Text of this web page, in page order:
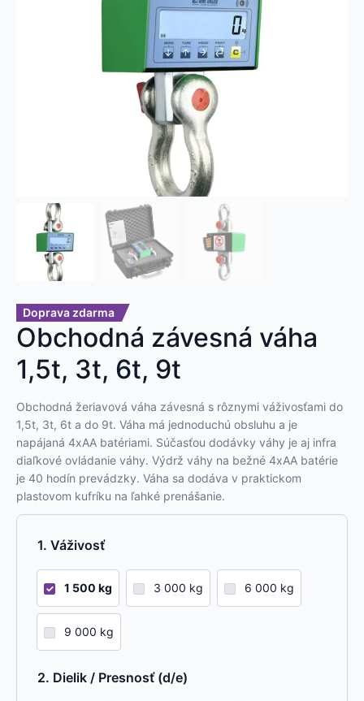
Doprava zdarma
Obchodná závesná váha
1,5t, 3t, 6t, 9t
Obchodná žeriavová váha závesná s rôznymi váživosťami do
1,5t, 3t, 6t a do 9t. Váha má jednoduchú obsluhu a je
napájaná 4xAA batériami. Súčasťou dodávky váhy je aj infra
diaľkové ovládanie váhy. Výdrž váhy na bežné 4xAA batérie
je 40 hodín prevádzky. Váha sa dodáva v praktickom
plastovom kufríku na ľahké prenášanie.
Váživosť
1 500 kg 3 000 kg 6 000 kg
9 000 kg
Dielik / Presnosť (d/e)